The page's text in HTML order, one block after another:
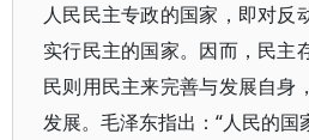
人民民主专政的国家，即对反
实行民主的国家。因而，民主
民则用民主来完善与发展自身
发展。毛泽东指出：“人民的国